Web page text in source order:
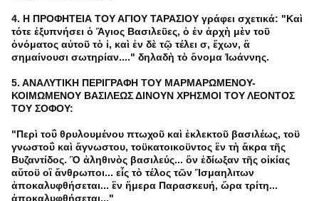
4. Η ΠΡΟΦΗΤΕΙΑ ΤΟΥ ΑΓΙΟΥ ΤΑΡΑΣΙΟΥ γράφει σχετικά: "Καὶ
τότε ἐξυπνήσει ὁ Ἅγιος Βασιλεῦες, ὁ ἐν ἀρχὴ μὲν τοῦ
ὀνόματος αὐτοῦ τὸ ἰ, καὶ ἐν δὲ τῷ τέλει σ, ἔχων, ἃ
σημαίνουσι σωτηρίαν...." δηλαδὴ τὸ ὄνομα Ἰωάννης.
5. ΑΝΑΛΥΤΙΚΗ ΠΕΡΙΓΡΑΦΗ ΤΟΥ ΜΑΡΜΑΡΩΜΕΝΟΥ-
ΚΟΙΜΩΜΕΝΟΥ ΒΑΣΙΛΕΩΣ ΔΙΝΟΥΝ ΧΡΗΣΜΟΙ ΤΟΥ ΛΕΟΝΤΟΣ
ΤΟΥ ΣΟΦΟΥ:
"Περὶ τοΰ θρυλουμένου πτωχοῦ καὶ ἐκλεκτοῦ βασιλέως, τοϋ
γνωστοΰ καὶ ἄγνωστου, τοϋκατοικοϋντος ἓν τὴ ἄκρα τῆς
Βυζαντίδος. Ὃ ἀληθινὸς βασιλεύς... ὂν ἐδίωξαν τῆς οἰκίας
αὔτοϋ οἳ ἄνθρωποι... εἷς τὸ τέλος τῶν Ἴσμαηλιτων
ἀποκαλυφθήσεται... ἓν ἥμερα Παρασκευή, ὥρα τρίτη...
ἀποκαλυφθήσεται..."